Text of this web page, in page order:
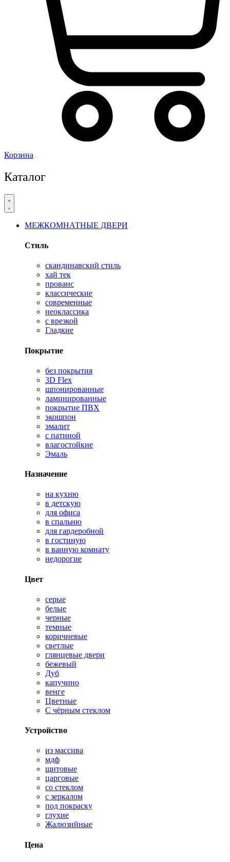
Корзина
Каталог
МЕЖКОМНАТНЫЕ ДВЕРИ
Стиль
скандинавский стиль
хай тек
прованс
классические
современные
неоклассика
с врезкой
Гладкие
Покрытие
без покрытия
3D Flex
шпонированные
ламинированные
покрытие ПВХ
экошпон
эмалит
с патиной
влагостойкие
Эмаль
Назначение
на кухню
в детскую
для офиса
в спальню
для гардеробной
в гостиную
в ванную комнату
недорогие
Цвет
серые
белые
черные
темные
коричневые
светлые
глянцевые двери
бежевый
Дуб
капучино
венге
Цветные
С чёрным стеклом
Устройство
из массива
мдф
щитовые
царговые
со стеклом
с зеркалом
под покраску
глухие
Жалюзийные
Цена